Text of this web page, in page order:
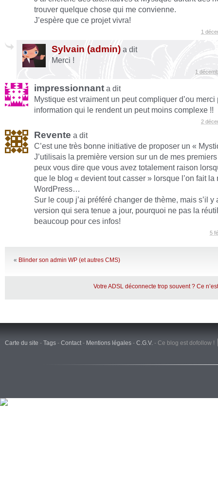
trouver quelque chose qui me convienne.
J’espère que ce projet vivra!
1
Sylvain (admin) a dit
Merci !
1
impressionnant a dit
Mystique est vraiment un peut compliquer d’ou merci
information qui le rendent un peut moins complexe !!
2
Revente a dit
C’est une très bonne initiative de proposer un «
J’utilisais la première version sur un de mes
peux vous dire que vous avez totalement raison
que le blog « devient tout casser » lorsque l’on fait la
WordPress…
Sur le coup j’ai préféré changer de thème, mais s’il
version qui sera tenue a jour, pourquoi ne pas la
beaucoup pour ces infos!
5
« Blinder son admin WP (et autres CMS)
Votre ADSL déconnecte trop souvent ? Ce
Carte du site - Tags - Contact- Mentions légales - C.G.V. - Ce blog est dofollow !